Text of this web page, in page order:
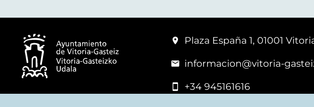
Plaza España 1, 01001
informacion@vitoria-
+34 945161616